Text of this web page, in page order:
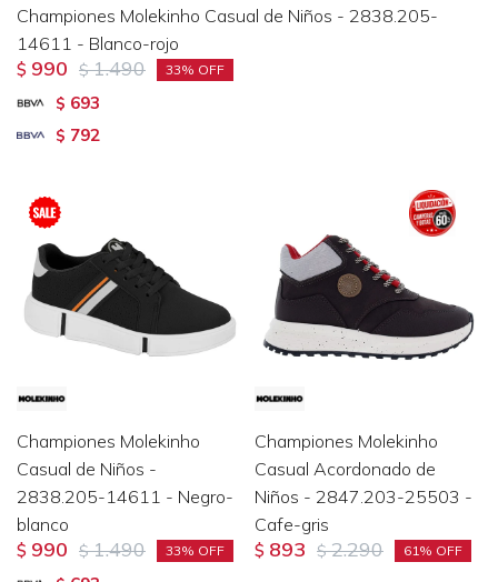
Championes Molekinho Casual de Niños - 2838.205-
14611 - Blanco-rojo
$ 990 $ 1.490 33
$ 693
$ 792
Championes Molekinho
Casual de Niños -
2838.205-14611 - Negro-
blanco
$ 990 $ 1.490 33
Championes Molekinho
Casual Acordonado de
Niños - 2847.203-25503 -
Cafe-gris
$ 893 $ 2.290 61